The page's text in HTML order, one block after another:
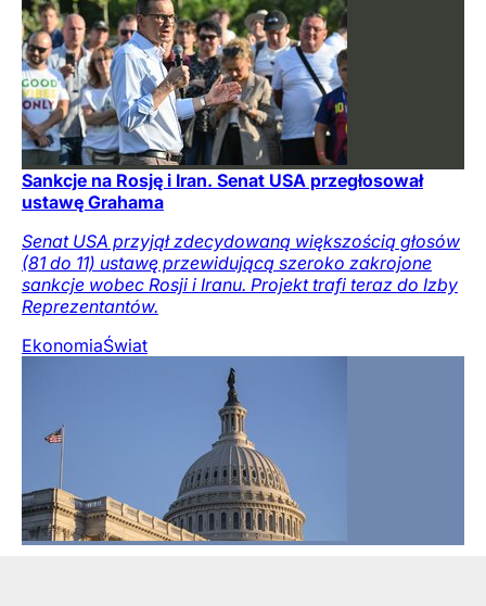
Sankcje na Rosję i Iran. Senat USA przegłosował
ustawę Grahama
Senat USA przyjął zdecydowaną większością głosów
(81 do 11) ustawę przewidującą szeroko zakrojone
sankcje wobec Rosji i Iranu. Projekt trafi teraz do Izby
Reprezentantów.
EkonomiaŚwiat